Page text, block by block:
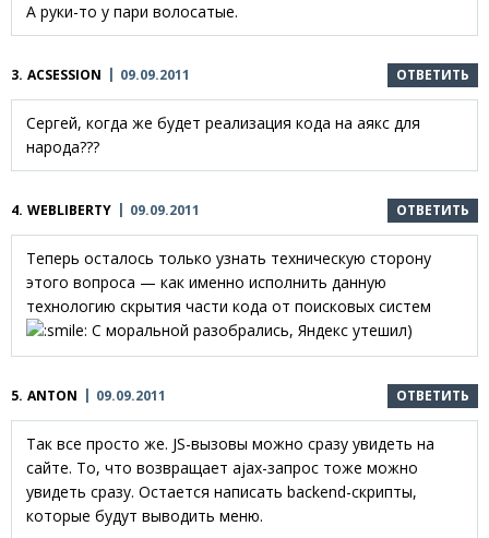
А руки-то у пари волосатые.
3. ACSESSION 09.09.2011 ОТВЕТИТЬ
Сергей, когда же будет реализация кода на аякс для
народа???
4. WEBLIBERTY 09.09.2011 ОТВЕТИТЬ
Теперь осталось только узнать техническую сторону
этого вопроса — как именно исполнить данную
технологию скрытия части кода от поисковых систем
С моральной разобрались, Яндекс утешил)
5. ANTON 09.09.2011 ОТВЕТИТЬ
Так все просто же. JS-вызовы можно сразу увидеть на
сайте. То, что возвращает ajax-запрос тоже можно
увидеть сразу. Остается написать backend-скрипты,
которые будут выводить меню.